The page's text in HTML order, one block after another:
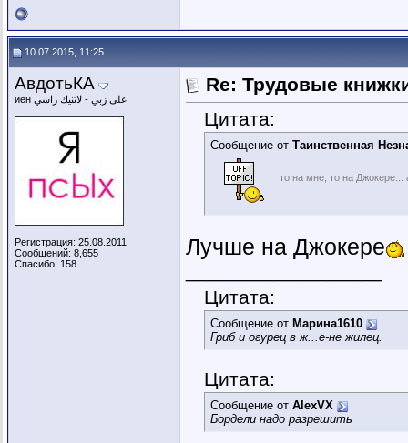
10.07.2015, 11:25
АвдотьКА
иён على زبي - لاتنيك راسي
Регистрация: 25.08.2011
Сообщений: 8,655
Спасибо: 158
Re: Трудовые
Цитата:
Сообщение от Таинственная
то на мне, то на Джокере...
Лучше на Джокере
Цитата:
Сообщение от Марина1610
Гриб и огурец в ж...е-не жилец.
Цитата:
Сообщение от AlexVX
Бордели надо разрешить